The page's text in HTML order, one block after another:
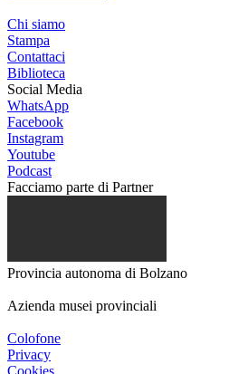
Chi siamo
Stampa
Contattaci
Biblioteca
Social Media
WhatsApp
Facebook
Instagram
Youtube
Podcast
Facciamo parte di Partner
Provincia autonoma di Bolzano
Azienda musei provinciali
Colofone
Privacy
Cookies